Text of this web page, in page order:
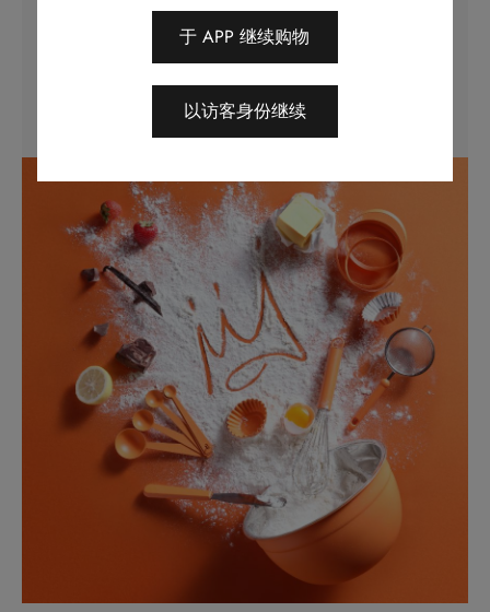
味」于一身，为您忙碌的生活注满能量，啖啖甜
立即购物
于 APP 继续购物
以访客身份继续